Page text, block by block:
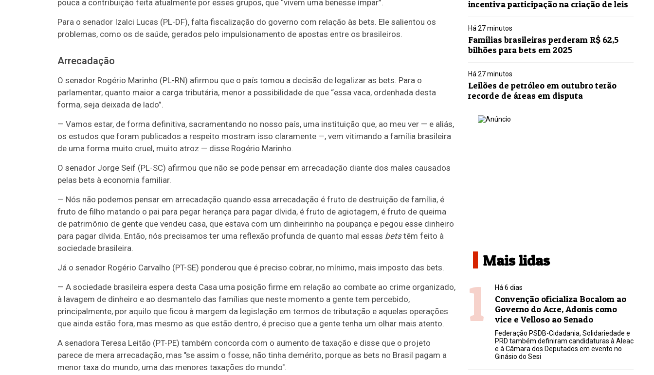
pouca a contribuição feita atualmente por esses grupos, que “vivem uma benesse ímpar”.
Para o senador Izalci Lucas (PL-DF), falta fiscalização do governo com relação às bets. Ele salientou os
problemas, como os de saúde, gerados pelo impulsionamento de apostas entre os brasileiros.
Arrecadação
O senador Rogério Marinho (PL-RN) afirmou que o país tomou a decisão de legalizar as bets. Para o
parlamentar, quanto maior a carga tributária, menor a possibilidade de que “essa vaca, ordenhada desta
forma, seja deixada de lado”.
— Vamos estar, de forma definitiva, sacramentando no nosso país, uma instituição que, ao meu ver — e aliás,
os estudos que foram publicados a respeito mostram isso claramente —, vem vitimando a família brasileira
de uma forma muito cruel, muito atroz — disse Rogério Marinho.
O senador Jorge Seif (PL-SC) afirmou que não se pode pensar em arrecadação diante dos males causados
pelas bets à economia familiar.
— Nós não podemos pensar em arrecadação quando essa arrecadação é fruto de destruição de família, é
fruto de filho matando o pai para pegar herança para pagar dívida, é fruto de agiotagem, é fruto de queima
de patrimônio de gente que vendeu casa, que estava com um dinheirinho na poupança e pegou esse dinheiro
para pagar dívida. Então, nós precisamos ter uma reflexão profunda de quanto mal essas betstêm feito à
sociedade brasileira.
Já o senador Rogério Carvalho (PT-SE) ponderou que é preciso cobrar, no mínimo, mais imposto das bets.
— A sociedade brasileira espera desta Casa uma posição firme em relação ao combate ao crime organizado,
à lavagem de dinheiro e ao desmantelo das famílias que neste momento a gente tem percebido,
principalmente, por aquilo que ficou à margem da legislação em termos de tributação e aquelas operações
que ainda estão fora, mas mesmo as que estão dentro, é preciso que a gente tenha um olhar mais atento.
A senadora Teresa Leitão (PT-PE) também concorda com o aumento de taxação e disse que o projeto
parece de mera arrecadação, mas "se assim o fosse, não tinha demérito, porque as bets no Brasil pagam a
menor taxa do mundo, uma das menores taxações do mundo".
incentiva participação na criação de leis
Há 27 minutos
Famílias brasileiras perderam R$ 62,5
bilhões para bets em 2025
Há 27 minutos
Leilões de petróleo em outubro terão
recorde de áreas em disputa
Mais lidas
1 Há 6 dias
Convenção oficializa Bocalom ao
Governo do Acre, Adonis como
vice e Velloso ao Senado
Federação PSDB-Cidadania, Solidariedade e
PRD também definiram candidaturas à Aleac
e à Câmara dos Deputados em evento no
Ginásio do Sesi